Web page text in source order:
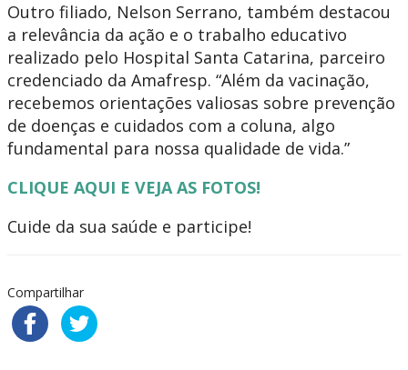
Outro filiado, Nelson Serrano, também destacou
a relevância da ação e o trabalho educativo
realizado pelo Hospital Santa Catarina, parceiro
credenciado da Amafresp. “Além da vacinação,
recebemos orientações valiosas sobre prevenção
de doenças e cuidados com a coluna, algo
fundamental para nossa qualidade de vida.”
CLIQUE AQUI E VEJA AS FOTOS!
Cuide da sua saúde e participe!
Compartilhar